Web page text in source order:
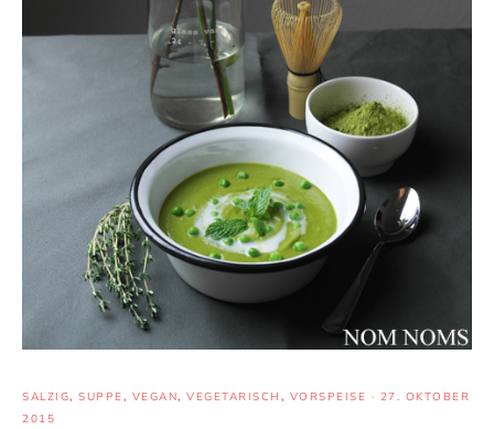
SALZIG, SUPPE, VEGAN, VEGETARISCH , VORSPEISE · 27. OKTOBER
2015